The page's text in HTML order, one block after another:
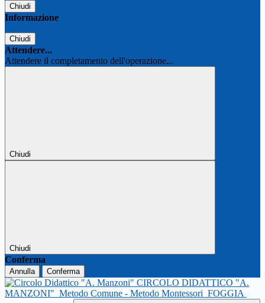
Chiudi
Informazione
Chiudi
Attendere...
Attendere il completamento dell'operazione...
Chiudi
Chiudi
Conferma
Annulla Conferma
CIRCOLO DIDATTICO "A.
MANZONI" Metodo Comune - Metodo Montessori FOGGIA